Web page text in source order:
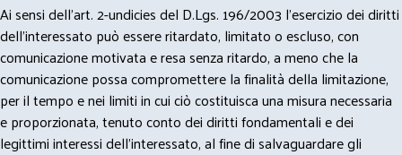
Ai sensi dell’art. 2-undicies del D.Lgs. 196/2003 l’esercizio dei diritti
dell’interessato può essere ritardato, limitato o escluso, con
comunicazione motivata e resa senza ritardo, a meno che la
comunicazione possa compromettere la finalità della limitazione,
per il tempo e nei limiti in cui ciò costituisca una misura necessaria
e proporzionata, tenuto conto dei diritti fondamentali e dei
legittimi interessi dell’interessato, al fine di salvaguardare gli